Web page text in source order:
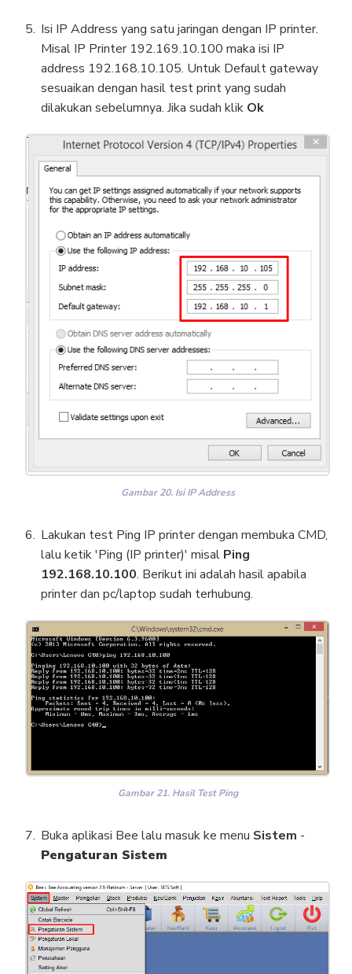
Isi IP Address yang satu jaringan dengan IP printer.
Misal IP Printer 192.169.10.100 maka isi IP
address 192.168.10.105. Untuk Default gateway
sesuaikan dengan hasil test print yang sudah
dilakukan sebelumnya. Jika sudah klik Ok
Gambar 20. Isi IP Address
Lakukan test Ping IP printer dengan membuka CMD,
lalu ketik 'Ping (IP printer)' misal Ping
192.168.10.100. Berikut ini adalah hasil apabila
printer dan pc/laptop sudah terhubung.
Gambar 21. Hasil Test Ping
Buka aplikasi Bee lalu masuk ke menu Sistem -
Pengaturan Sistem